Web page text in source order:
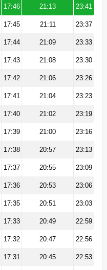
17:46 21:13 23:41
17:45 21:11 23:37
17:44 21:09 23:33
17:43 21:08 23:30
17:42 21:06 23:26
17:41 21:04 23:23
17:40 21:02 23:19
17:39 21:00 23:16
17:38 20:57 23:13
17:37 20:55 23:09
17:36 20:53 23:06
17:35 20:51 23:03
17:33 20:49 22:59
17:32 20:47 22:56
17:31 20:45 22:53